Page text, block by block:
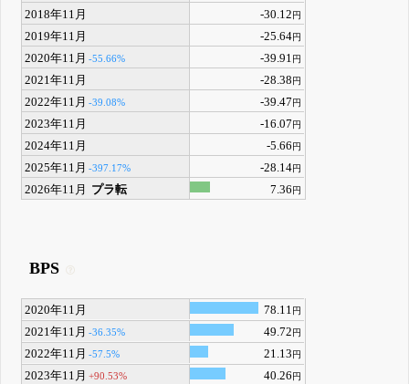
2018年11月 -30.12円
2019年11月 -25.64円
2020年11月 -55.66% -39.91 円
2021年11月 -28.38円
2022年11月 -39.08% -39.47円
2023年11月 -16.07円
2024年11月 -5.66円
2025年11月 -397.17% -28.14円
2026年11月 プラ転 7.36円
BPS
2020年11月 78.11円
2021年11月 -36.35% 49.72円
2022年11月 -57.5% 21.13円
2023年11月 +90.53% 40.26円